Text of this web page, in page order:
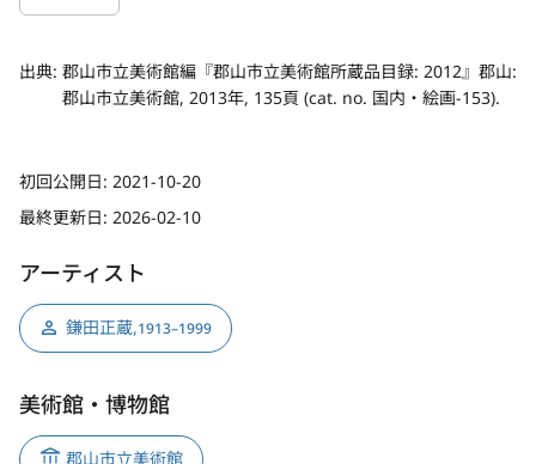
出典: 郡山市立美術館編『郡山市立美術館所蔵品目録: 2012』郡山:
郡山市立美術館, 2013年, 135頁 (cat. no. 国内・絵画-153).
初回公開日: 2021-10-20
最終更新日: 2026-02-10
アーティスト
鎌田正蔵,1913–1999
美術館・博物館
郡山市立美術館